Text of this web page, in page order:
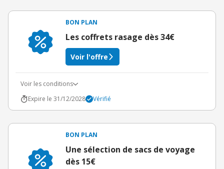
BON PLAN
Les coffrets rasage dès 34€
Voir l'offre
Voir les conditions
Expire le 31/12/2028
Vérifié
BON PLAN
Une sélection de sacs de voyage
dès 15€